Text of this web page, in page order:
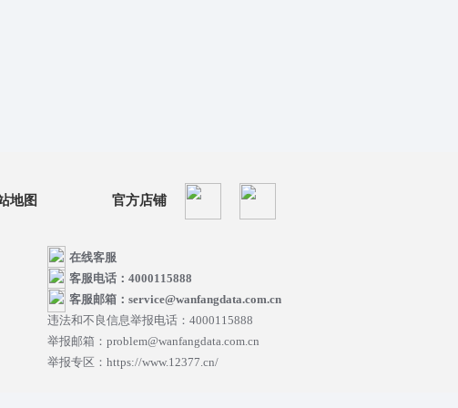
地图 官方店铺
在线客服
客服电话：4000115888
客服邮箱：service@wanfangdata.com.cn
违法和不良信息举报电话：4000115888
举报邮箱：problem@wanfangdata.com.cn
举报专区：https://www.12377.cn/